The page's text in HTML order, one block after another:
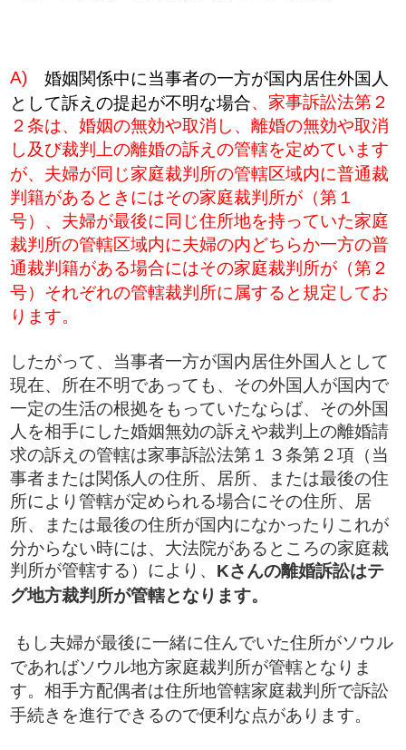
A)婚姻関係中に当事者の一方が国内居住外国人
として訴えの提起が不明な場合
家事訴訟法第２
２条は、婚姻の無効や取消し、離婚の無効や取消
し及び裁判上の離婚の訴えの管轄を定めています
が、夫婦が同じ家庭裁判所の管轄区域内に普通裁
判籍があるときにはその家庭裁判所が（第１
号）、夫婦が最後に同じ住所地を持っていた家庭
裁判所の管轄区域内に夫婦の内どちらか一方の普
通裁判籍がある場合にはその家庭裁判所が（第２
号）それぞれの管轄裁判所に属すると規定してお
ります。
したがって​、当事者一方が国内居住外国人として
現在、所在不明であっても、その外国人が国内で
一定の生活の根拠をもっていたならば、その外国
人を相手にした婚姻無効の訴えや裁判上の離婚請
求の訴えの管轄は家事訴訟法第１３条第２項（当
事者または関係人の住所、居所、または最後の住
所により管轄が定められる場合にその住所、居
所、または最後の住所が国内になかったりこれが
分からない時には、大法院があるところの家庭裁
判所が管轄する）により、 Kさんの離婚訴訟はテ
グ地方裁判所が管轄となります。
もし夫婦が最後に一緒に住んでいた住所がソウル
であればソウル地方家庭裁判所が管轄となりま
す。相手方配偶者は住所地管轄家庭裁判所で訴訟
手続きを進行できるので便利な点があります。